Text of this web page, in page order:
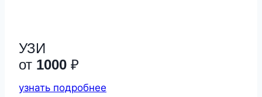
УЗИ
от 1000 ₽
узнать подробнее